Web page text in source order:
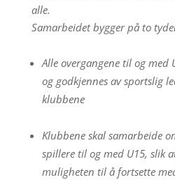
alle.
Samarbeidet bygger på to
Alle overgangene til og med
og godkjennes av sportslig
klubbene
Klubbene skal samarbeide
spillere til og med U15, slik
muligheten til å fortsette